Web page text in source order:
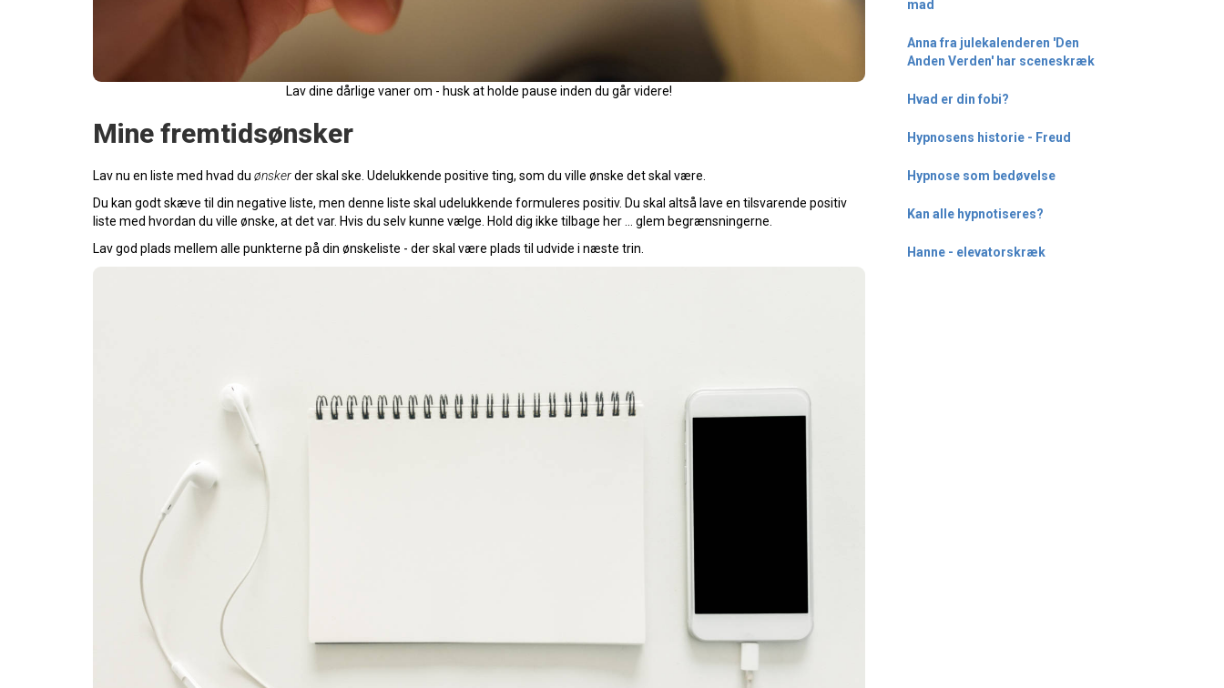
Lav dine dårlige vaner om - husk at holde pause inden du går videre!
Mine fremtidsønsker
Lav nu en liste med hvad du ønskerder skal ske. Udelukkende positive ting, som du ville ønske det skal være.
Du kan godt skæve til din negative liste, men denne liste skal udelukkende formuleres positiv. Du skal altså lave en tilsvarende positiv
liste med hvordan du ville ønske, at det var. Hvis du selv kunne vælge. Hold dig ikke tilbage her … glem begrænsningerne.
Lav god plads mellem alle punkterne på din ønskeliste - der skal være plads til udvide i næste trin.
mad
Anna fra julekalenderen 'Den
Anden Verden' har sceneskræk
Hvad er din fobi?
Hypnosens historie - Freud
Hypnose som bedøvelse
Kan alle hypnotiseres?
Hanne - elevatorskræk